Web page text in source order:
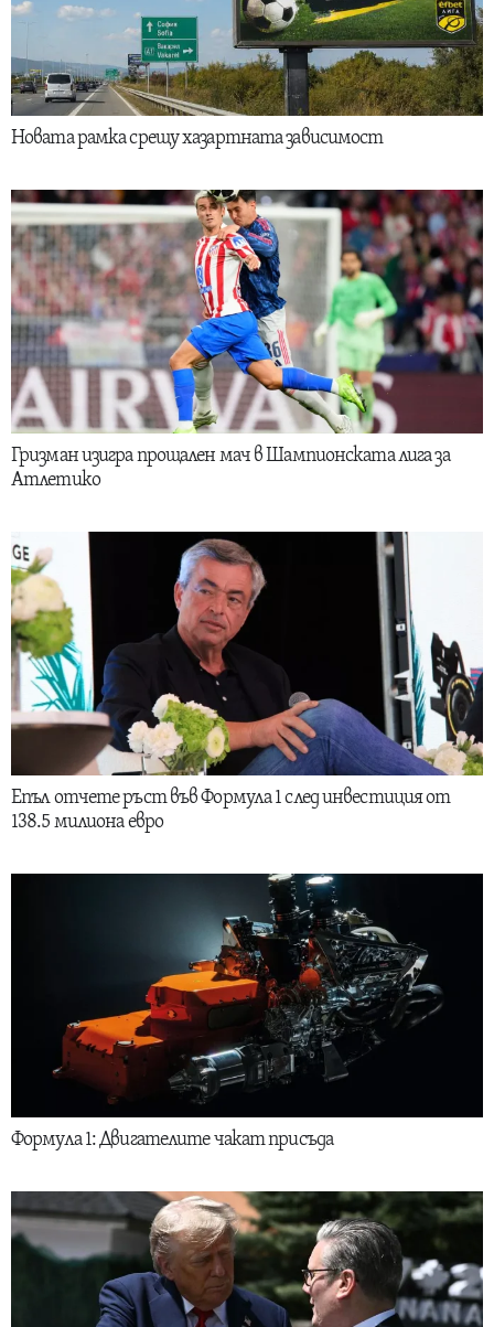
Новата рамка срещу хазартната зависимост
Гризман изигра прощален мач в Шампионската лига за
Атлетико
Епъл отчете ръст във Формула 1 след инвестиция от
138.5 милиона евро
Формула 1: Двигателите чакат присъда